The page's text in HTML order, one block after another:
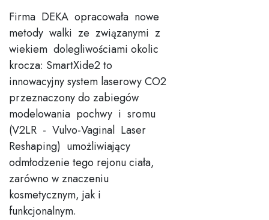
Firma DEKA opracowała nowe
metody walki ze związanymi z
wiekiem dolegliwościami okolic
krocza: SmartXide2 to
innowacyjny system laserowy CO2
przeznaczony do zabiegów
modelowania pochwy i sromu
(V2LR - Vulvo-Vaginal Laser
Reshaping) umożliwiający
odmłodzenie tego rejonu ciała,
zarówno w znaczeniu
kosmetycznym, jak i
funkcjonalnym.